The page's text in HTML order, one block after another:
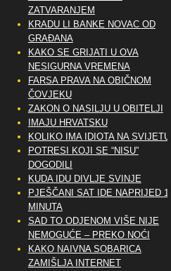
ZATVARANJEM
KRADU LI BANKE NOVAC OD
GRAĐANA
KAKO SE GRIJATI U OVA
NESIGURNA VREMENA
FARSA PRAVA NA OBIČNOM
ČOVJEKU
ZAKON O NASILJU U OBITELJI
IMAJU HRVATSKU
KOLIKO IMA IDIOTA NA SVIJETU?
POTRESI KOJI SE “NISU”
DOGODILI
KUDA IDU DIVLJE SVINJE
PJEŠČANI SAT IDE NAPRIJED 10
MINUTA
SAD TO ODJENOM VIŠE NIJE
NEMOGUĆE – PREKO NOĆI
KAKO NAIVNA SOBARICA
ZAMIŠLJA INTERNET